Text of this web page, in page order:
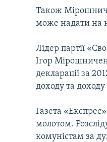
Також
може надати на
Лідер партії
Ігор
декларації за
доходу та доходу
Газета
молотом.
комуністам за